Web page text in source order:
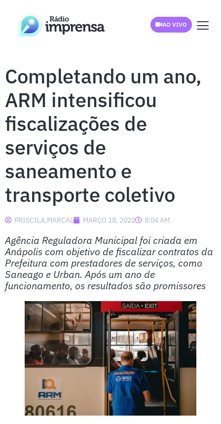
AO VIVO
Completando um ano,
ARM intensificou
fiscalizações de
serviços de
saneamento e
transporte coletivo
PRISCILA.MARCAL MARÇO 18, 2022 8:04 AM
Agência Reguladora Municipal foi criada em
Anápolis com objetivo de fiscalizar contratos da
Prefeitura com prestadores de serviços, como
Saneago e Urban. Após um ano de
funcionamento, os resultados são promissores